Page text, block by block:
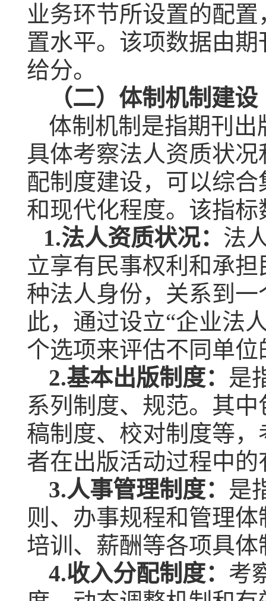
业务环节所设置的配
置水平。该项数据由
给分。
（二）体制机制建设
体制机制是指期刊
具体考察法人资质状
配制度建设，可以综
和现代化程度。该指
1.法人资质状况： 法
立享有民事权利和承
种法人身份，关系到
此，通过设立“企业法
个选项来评估不同单
2.基本出版制度： 是
系列制度、规范。其
稿制度、校对制度等
者在出版活动过程中
3.人事管理制度： 是
则、办事规程和管理
培训、薪酬等各项具体
4.收入分配制度： 考